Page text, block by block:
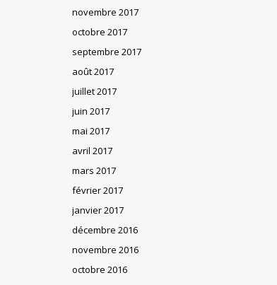
novembre 2017
octobre 2017
septembre 2017
août 2017
juillet 2017
juin 2017
mai 2017
avril 2017
mars 2017
février 2017
janvier 2017
décembre 2016
novembre 2016
octobre 2016